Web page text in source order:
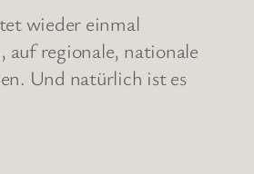
wieder einmal
regionale, nationale
Und natürlich ist es